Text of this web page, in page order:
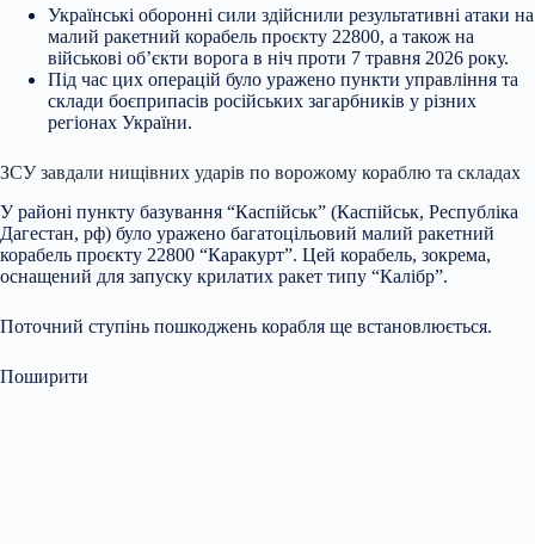
Українські оборонні сили здійснили результативні атаки на
малий ракетний корабель проєкту 22800, а також на
військові об’єкти ворога в ніч проти 7 травня 2026 року.
Під час цих операцій було уражено пункти управління та
склади боєприпасів російських загарбників у різних
регіонах України.
ЗСУ завдали нищівних ударів по ворожому кораблю та складах
У районі пункту базування “Каспійськ” (Каспійськ, Республіка
Дагестан, рф) було уражено багатоцільовий малий ракетний
корабель проєкту 22800 “Каракурт”. Цей корабель, зокрема,
оснащений для запуску крилатих ракет типу “Калібр”.
Поточний ступінь пошкоджень корабля ще встановлюється.
Поширити